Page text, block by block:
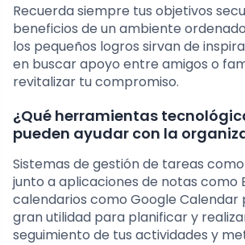
Recuerda siempre tus objetivos
beneficios de un ambiente
los pequeños logros sirvan de
en buscar apoyo entre amigos o
revitalizar tu compromiso.
¿Qué herramientas
pueden ayudar con la
Sistemas de gestión de tareas
junto a aplicaciones de notas como
calendarios como Google Calendar
gran utilidad para planificar y
seguimiento de tus actividades y